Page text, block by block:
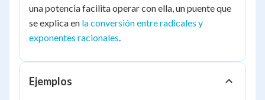
una potencia facilita operar con ella, un puente que
se explica en la conversión entre radicales y
exponentes racionales.
Ejemplos